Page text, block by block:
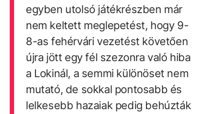
egyben utolsó játékrészben már
nem keltett meglepetést, hogy 9-
8-as fehérvári vezetést követően
újra jött egy fél szezonra való hiba
a Lokinál, a semmi különöset nem
mutató, de sokkal pontosabb és
lelkesebb hazaiak pedig behúzták